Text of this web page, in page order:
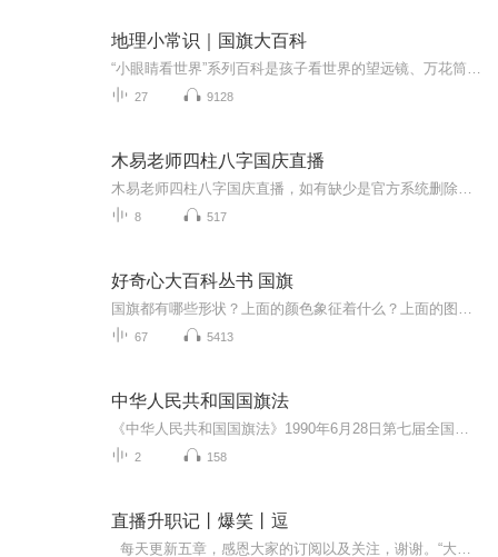
地理小常识｜国旗大百科
27 9128
木易老师四柱八字国庆直播
8 517
好奇心大百科丛书 国旗
67 5413
中华人民共和国国旗法
2 158
直播升职记丨爆笑丨逗